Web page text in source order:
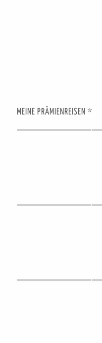
MEINE PRÄMIENREISEN *